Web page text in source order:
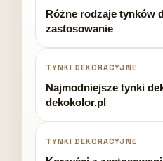
Różne rodzaje tynków
zastosowanie
TYNKI DEKORACYJNE
Najmodniejsze tynki
dekokolor.pl
TYNKI DEKORACYJNE